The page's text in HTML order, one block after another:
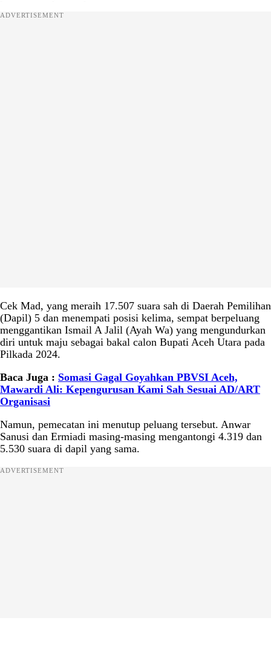
ADVERTISEMENT
Cek Mad, yang meraih 17.507 suara sah di Daerah Pemilihan
(Dapil) 5 dan menempati posisi kelima, sempat berpeluang
menggantikan Ismail A Jalil (Ayah Wa) yang mengundurkan
diri untuk maju sebagai bakal calon Bupati Aceh Utara pada
Pilkada 2024.
Baca Juga : Somasi Gagal Goyahkan PBVSI Aceh,
Mawardi Ali: Kepengurusan Kami Sah Sesuai AD/ART
Organisasi
Namun, pemecatan ini menutup peluang tersebut. Anwar
Sanusi dan Ermiadi masing-masing mengantongi 4.319 dan
5.530 suara di dapil yang sama.
ADVERTISEMENT